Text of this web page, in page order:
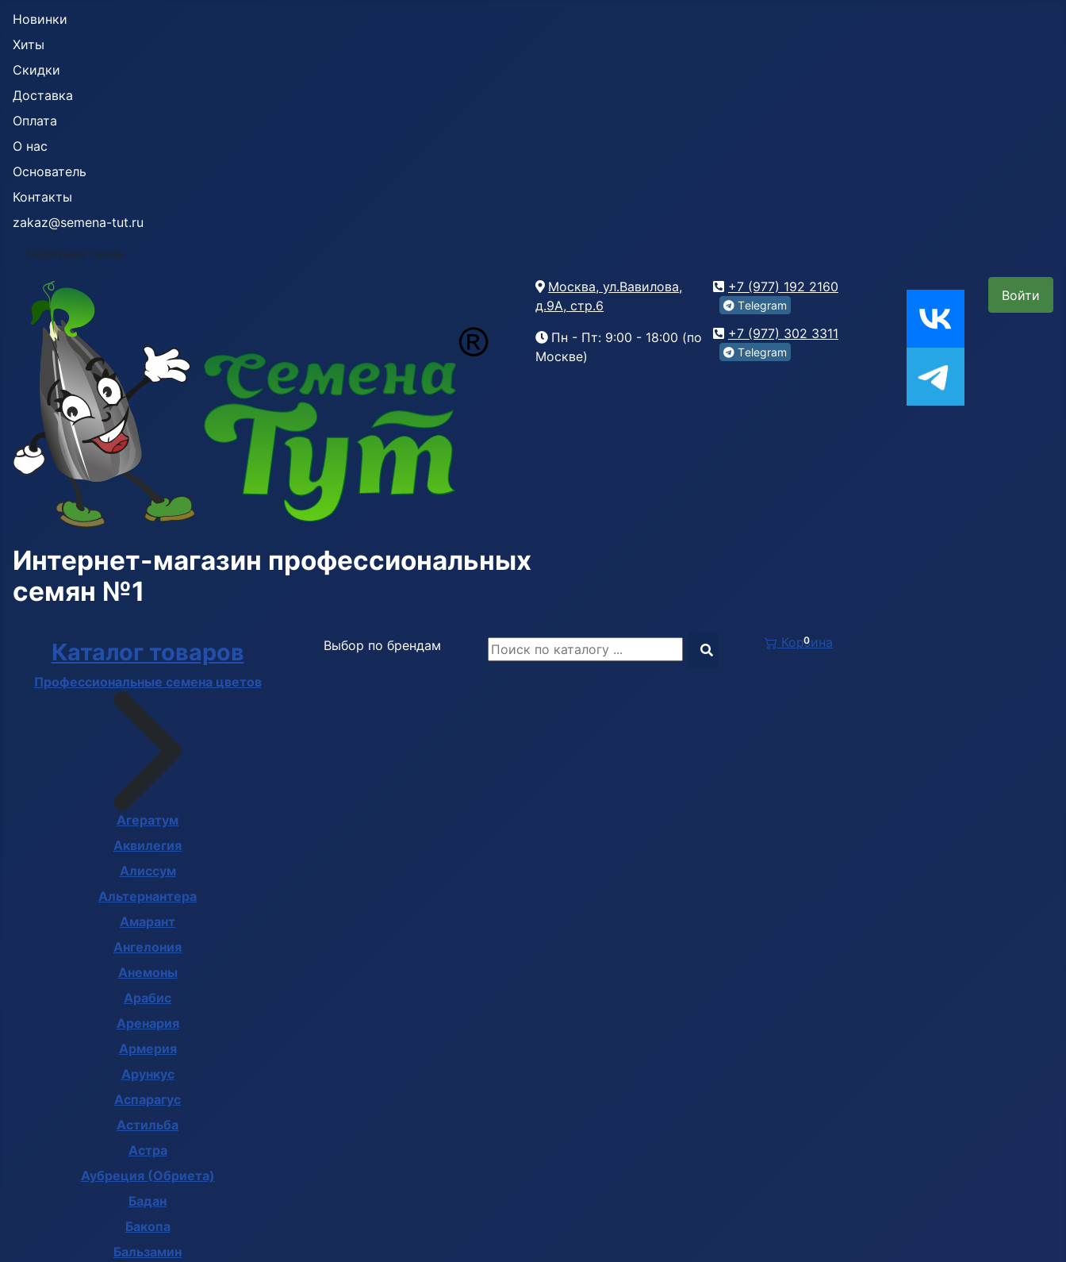
Новинки
Хиты
Скидки
Доставка
Оплата
О нас
Основатель
Контакты
zakaz@semena-tut.ru
Обратная связь
Интернет-магазин профессиональных
семян №1
Москва, ул.Вавилова,
д.9А, стр.6
Пн - Пт: 9:00 - 18:00 (по
Москве)
+7 (977) 192 2160
Tеlegrаm
+7 (977) 302 3311
Tеlegrаm
Войти
Каталог товаров
Профессиональные семена цветов
Агератум
Аквилегия
Алиссум
Альтернантера
Амарант
Ангелония
Анемоны
Арабис
Аренария
Армерия
Арункус
Аспарагус
Астильба
Астра
Аубреция (Обриета)
Бадан
Бакопа
Бальзамин
Выбор по брендам 0
Корзина